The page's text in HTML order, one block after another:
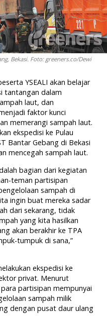
Bekasi. Foto: greeners.co/Dewi
YSEALI akan belajar
tantangan dalam
laut, dan
faktor kunci
memerangi sampah laut.
ekspedisi ke Pulau
Bantar Gebang di Bekasi
mencegah sampah laut.
bagian dari kegiatan
teman partisipan
sampah di
ingin buat mereka sadar
dari sekarang, tidak
yang kita hasilkan
akan berakhir ke TPA
tumpuk di sana,”
ekspedisi ke
privat. Menurut
partisipan mempunyai
sampah milik
dengan pusat daur ulang